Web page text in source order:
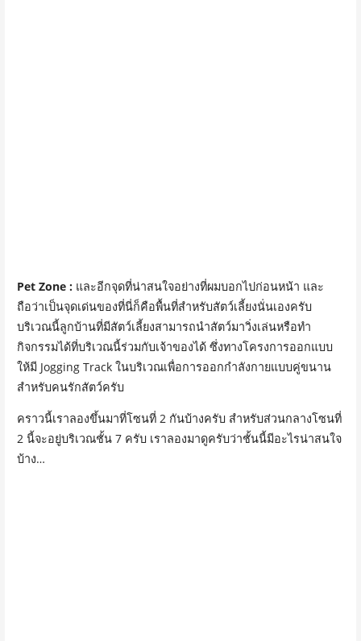
Pet Zone : และอีกจุดที่น่าสนใจอย่างที่ผมบอกไปก่อนหน้า และ
ถือว่าเป็นจุดเด่นของที่นี่ก็คือพื้นที่สำหรับสัตว์เลี้ยงนั่นเองครับ
บริเวณนี้ลูกบ้านที่มีสัตว์เลี้ยงสามารถนำสัตว์มาวิ่งเล่นหรือทำ
กิจกรรมได้ที่บริเวณนี้ร่วมกับเจ้าของได้ ซึ่งทางโครงการออกแบบ
ให้มี Jogging Track ในบริเวณเพื่อการออกกำลังกายแบบคู่ขนาน
สำหรับคนรักสัตว์ครับ
คราวนี้เราลองขึ้นมาที่โซนที่ 2 กันบ้างครับ สำหรับส่วนกลางโซนที่
2 นี้จะอยู่บริเวณชั้น 7 ครับ เราลองมาดูครับว่าชั้นนี้มีอะไรน่าสนใจ
บ้าง…